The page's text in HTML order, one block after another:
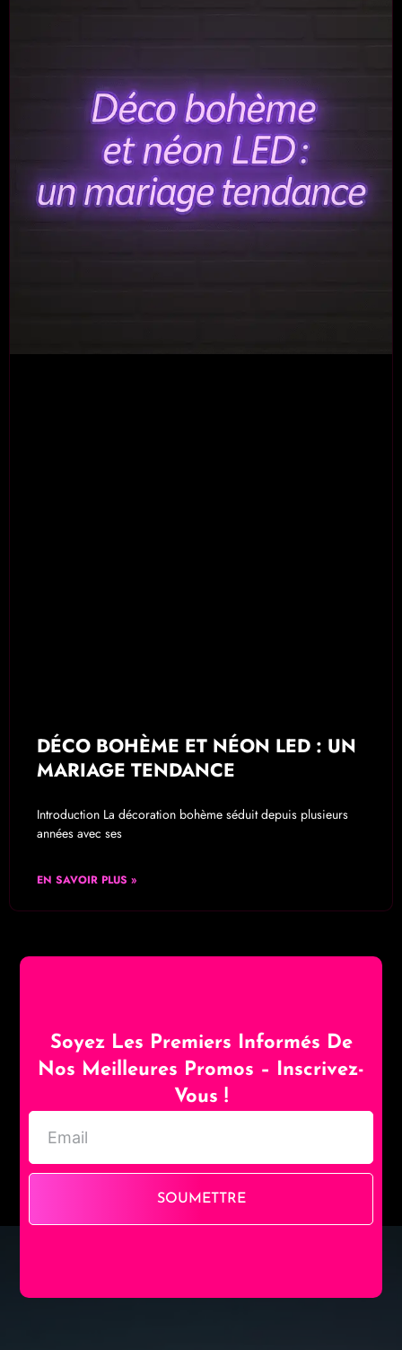
DÉCO BOHÈME ET NÉON LED : UN
MARIAGE TENDANCE
Introduction La décoration bohème séduit depuis plusieurs
années avec ses
EN SAVOIR PLUS »
Soyez Les Premiers Informés De
Nos Meilleures Promos – Inscrivez-
Vous !
SOUMETTRE